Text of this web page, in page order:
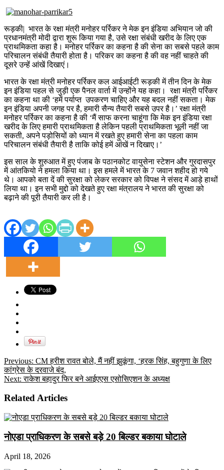
रूड़की| भारत के रक्षा मंत्री मनोहर पर्रिकर ने मेक इन इंडिया अभियान जो की
प्रधानमंत्री मोदी द्वारा शुरू किया गया है, उसे रक्षा संबंधी खरीद के लिए एक
प्राथमिकता कहा है। मनोहर पर्रिकर का कहना है की सेना का सबसे पहले काम
परिचालन संबंधी तैयारी होता है। परिकर का कहना है की वह नहीं चाहते की
दूसरे उन्हें आंखें दिखाएं।
भारत के रक्षा मंत्री मनोहर पर्रिकर कल आईआईटी रूड़की में तीन दिन के मेक
इन इंडिया पहल से जुड़ी एक पैनल वार्ता में उन्होंने यह कहा। रक्षा मंत्री पर्रिकर
का कहना था की ‘हमें पर्याप्त उपकरण चाहिए और यह बदल नहीं सकता। मेक
इन इंडिया अपनी जगह पर है, हमारी सैन्य तैयारी सबसे उपर है।’ रक्षा मंत्री
मनोहर पर्रिकर का कहना है की ‘मैं साफ करना चाहूंगा कि मेक इन इंडिया रक्षा
खरीद के लिए हमारी प्राथमिकता है लेकिन पहली प्राथमिकता भूली नहीं जा
सकती, अपने पड़ोसियों को ध्यान में रखते हुए हमारी सेना का पहला काम
परिचालन संबंधी तैयारी है ताकि कोई हमें आंखें न दिखाए।’
इस साल के शुरुआत में हुए पंजाब के पठानकोट वायुसेना स्टेशन और गुरदासपुर
में आंतकियो ने हमला किया था। इस हमले में भारत के 7 जवान शहीद हो गये
थे। आपको बता दें की सुरक्षा को लेकर सरकार को विपक्ष ने संसद में आड़े हाथों
लिया था। इन सभी मुद्दो को देखते हुए रक्षा मंत्रालय ने भारत की सुरक्षा को
बढ़ाने की पूरी तैयारी कर ली है।
Previous: CM हरीश रावत बोले, मैं नहीं झुकूंगा, ‘हरक सिंह, बहुगुणा के लिए
कांग्रेस के दरवाजे बंद,
Next: राकेश बहादुर फिर बने आईएएस एसोसिएशन के अध्यक्ष
Related Articles
नोएडा प्राधिकरण के सबसे बड़े 20 बिल्डर बकाया घोटाले
April 18, 2026